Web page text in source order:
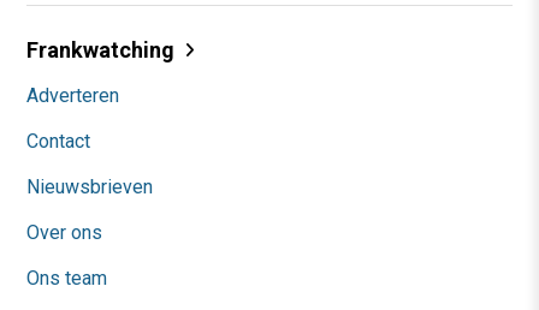
Frankwatching
Adverteren
Contact
Nieuwsbrieven
Over ons
Ons team